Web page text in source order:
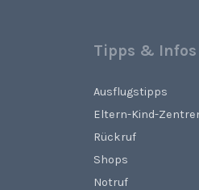
Tipps & Infos
Ausflugstipps
Eltern-Kind-
Rückruf
Shops
Notruf